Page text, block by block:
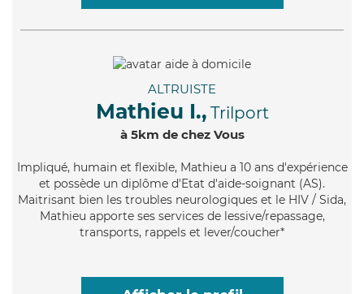
ALTRUISTE
Mathieu I., Trilport
à 5km de chez Vous
Impliqué, humain et flexible, Mathieu a 10 ans d'expérience
et possède un diplôme d'Etat d'aide-soignant (AS).
Maitrisant bien les troubles neurologiques et le HIV / Sida,
Mathieu apporte ses services de lessive/repassage,
transports, rappels et lever/coucher*